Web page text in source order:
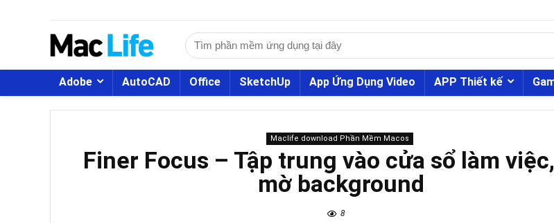
Adobe AutoCAD Office SketchUp App Ứng Dụng Video APP Thiết kế
Maclife download Phần Mềm Macos
Finer Focus – Tập trung vào cửa sổ làm
mờ background
8